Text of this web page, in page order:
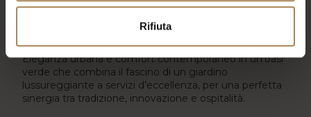
Rifiuta
Royal Garden Hotel
Eleganza urbana e comfort contemporaneo in un’oasi
verde che combina il fascino di un giardino
lussureggiante a servizi d’eccellenza, per una perfetta
sinergia tra tradizione, innovazione e ospitalità.